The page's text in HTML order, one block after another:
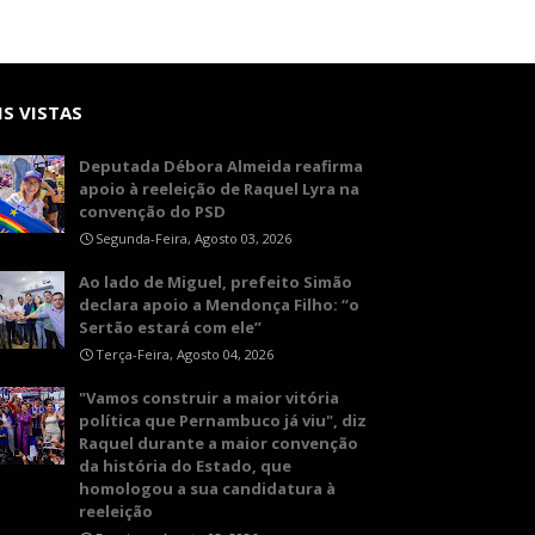
VISTAS
Deputada Débora Almeida reafirma
apoio à reeleição de Raquel Lyra na
convenção do PSD
Segunda-Feira, Agosto 03, 2026
Ao lado de Miguel, prefeito Simão
declara apoio a Mendonça Filho: “o
Sertão estará com ele”
Terça-Feira, Agosto 04, 2026
"Vamos construir a maior vitória
política que Pernambuco já viu", diz
Raquel durante a maior convenção
da história do Estado, que
homologou a sua candidatura à
reeleição